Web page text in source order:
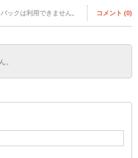
バックは利用できません。 コメント (0)
。